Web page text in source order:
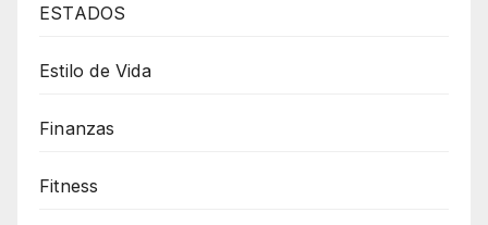
ESTADOS
Estilo de Vida
Finanzas
Fitness